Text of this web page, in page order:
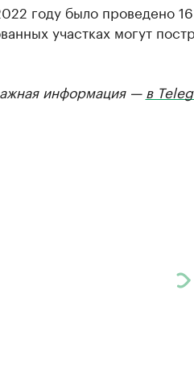
году было проведено 16
участках могут
информация — в